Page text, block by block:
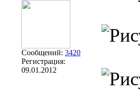
Сообщений: 3420
Регистрация:
09.01.2012